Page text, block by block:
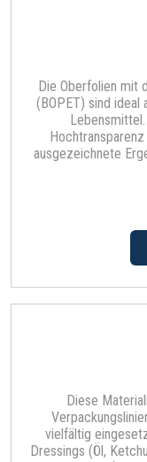
Die Oberfolien mit
(BOPET) sind ideal
ausgezeichnete
Diese
vielfältig
Dressings (Öl,